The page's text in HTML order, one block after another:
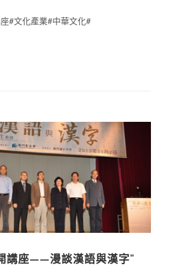
#文化產業#中華文化#
講座——漫談漢語與漢字”